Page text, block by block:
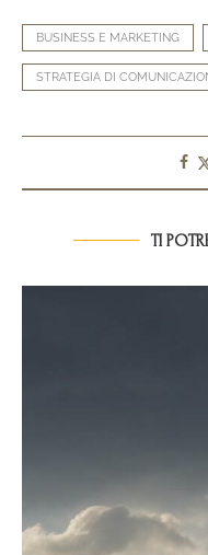
BUSINESS E MARKETING
STRATEGIA DI
TI